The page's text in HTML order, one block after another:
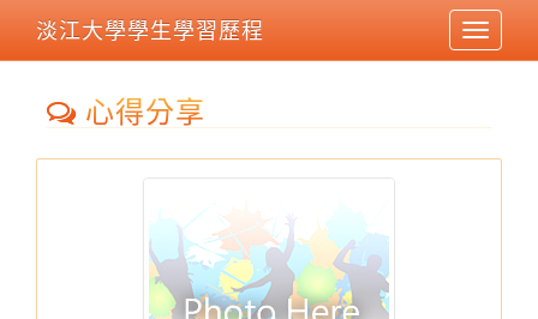
Toggle
淡江大學學生學習歷程
心得分享